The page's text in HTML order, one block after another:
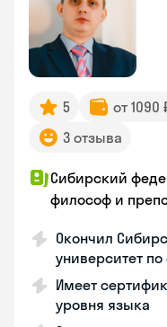
5 от 1090
3 отзыва
Сибирский
философ и
Окончил
университет
Имеет
уровня языка